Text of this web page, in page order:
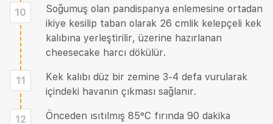
10
Soğumuş olan pandispanya enlemesine ortadan
ikiye kesilip taban olarak 26 cmlik kelepçeli kek
kalıbına yerleştirilir, üzerine hazırlanan
cheesecake harcı dökülür.
11
Kek kalıbı düz bir zemine 3-4 defa vurularak
içindeki havanın çıkması sağlanır.
12
Önceden ısıtılmış 85°C fırında 90 dakika